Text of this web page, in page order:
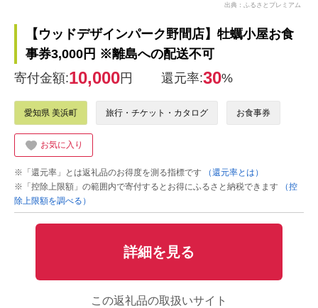
出典：ふるさとプレミアム
【ウッドデザインパーク野間店】牡蠣小屋お食
事券3,000円 ※離島への配送不可
寄付金額:10,000円 還元率:30%
愛知県 美浜町 旅行・チケット・カタログ お食事券
お気に入り
※「還元率」とは返礼品のお得度を測る指標です
（還元率とは）
※「控除上限額」の範囲内で寄付するとお得にふるさと納税できます
（控
除上限額を調べる）
詳細を見る
この返礼品の取扱いサイト